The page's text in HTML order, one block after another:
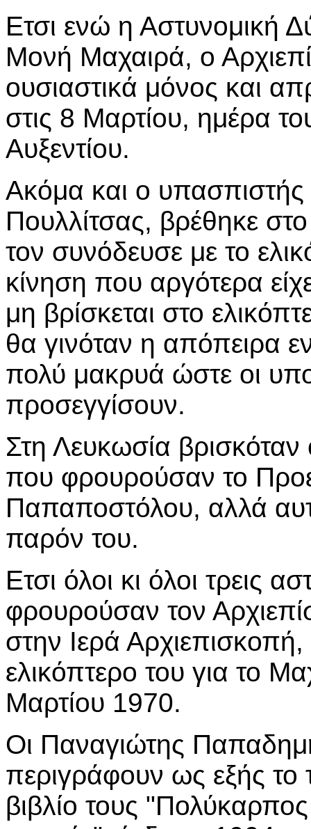
Ετσι ενώ η Αστυνομική
Μονή Μαχαιρά, ο
ουσιαστικά μόνος και
στις 8 Μαρτίου, ημέρα
Αυξεντίου.
Ακόμα και ο
Πουλλίτσας, βρέθηκε
τον συνόδευσε με το
κίνηση που αργότερα
μη βρίσκεται στο
θα γινόταν η απόπειρα
πολύ μακρυά ώστε οι
προσεγγίσουν.
Στη Λευκωσία
που φρουρούσαν το
Παπαποστόλου, αλλά
παρόν του.
Ετσι όλοι κι όλοι τρεις
φρουρούσαν τον
στην Ιερά
ελικόπτερο του για το
Μαρτίου 1970.
Οι Παναγιώτης
περιγράφουν ως εξής το
βιβλίο τους "Πολύκαρπος